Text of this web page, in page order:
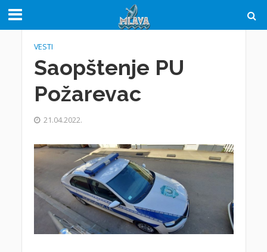
VESTI
Saopštenje PU
Požarevac
21.04.2022.